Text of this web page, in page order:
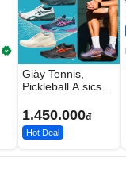
Giày Tennis,
Pickleball A.sics
Các Phối Màu
1.450.000đ
Hot Deal